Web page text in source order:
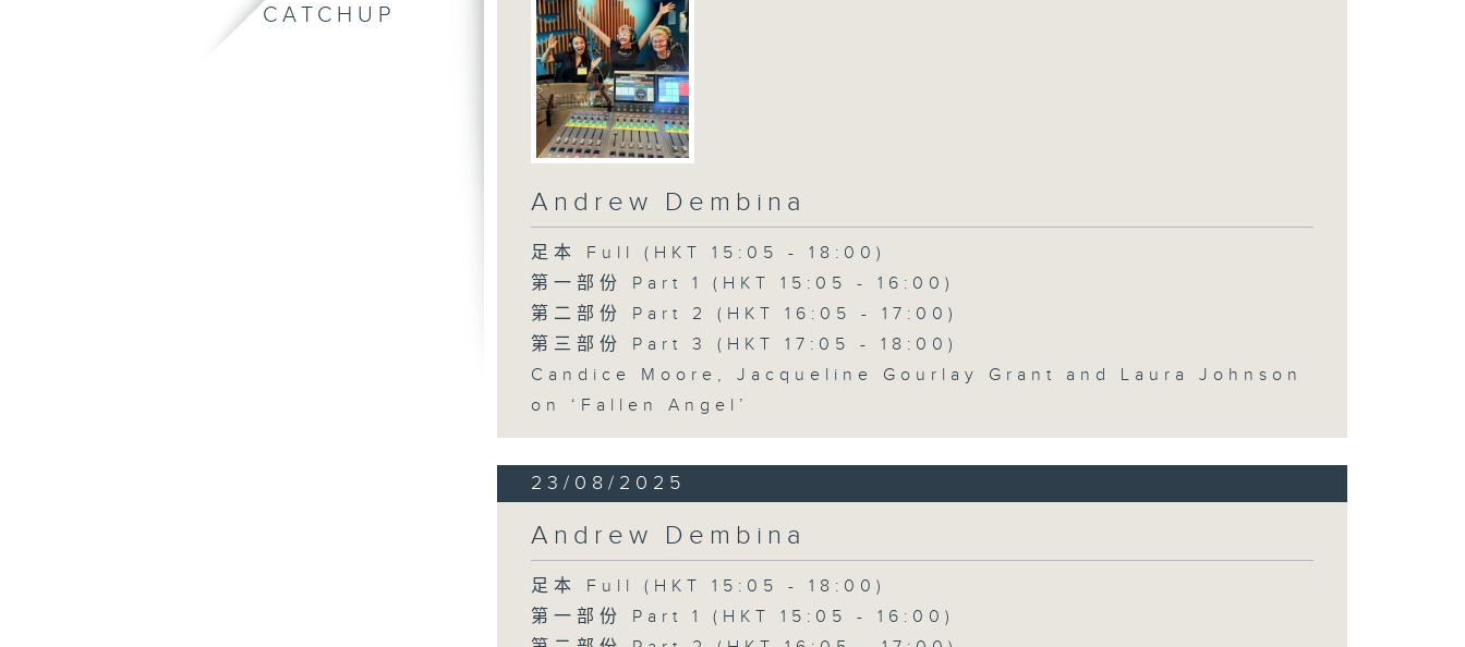
CATCHUP
Andrew Dembina
足本 Full (HKT 15:05 - 18:00)
第一部份 Part 1 (HKT 15:05 - 16:00)
第二部份 Part 2 (HKT 16:05 - 17:00)
第三部份 Part 3 (HKT 17:05 - 18:00)
Candice Moore, Jacqueline Gourlay Grant and Laura Johnson
on ‘Fallen Angel’
23/08/2025
Andrew Dembina
足本 Full (HKT 15:05 - 18:00)
第一部份 Part 1 (HKT 15:05 - 16:00)